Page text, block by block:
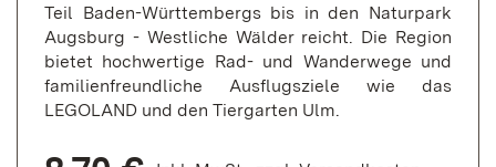
Teil Baden-Württembergs bis in den Naturpark
Augsburg - Westliche Wälder reicht. Die Region
bietet hochwertige Rad- und Wanderwege und
familienfreundliche Ausflugsziele wie das
LEGOLAND und den Tiergarten Ulm.